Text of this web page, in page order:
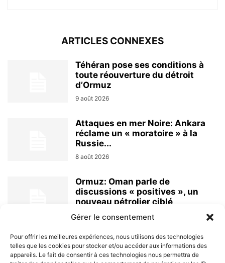
Gérer le consentement
Pour offrir les meilleures expériences, nous utilisons des technologies
telles que les cookies pour stocker et/ou accéder aux informations des
appareils. Le fait de consentir à ces technologies nous permettra de
ARTICLES CONNEXES
Téhéran pose ses conditions à
toute réouverture du détroit
d’Ormuz
9 août 2026
Attaques en mer Noire: Ankara
réclame un « moratoire » à la
Russie...
8 août 2026
Ormuz: Oman parle de
discussions « positives », un
nouveau pétrolier ciblé
8 août 2026